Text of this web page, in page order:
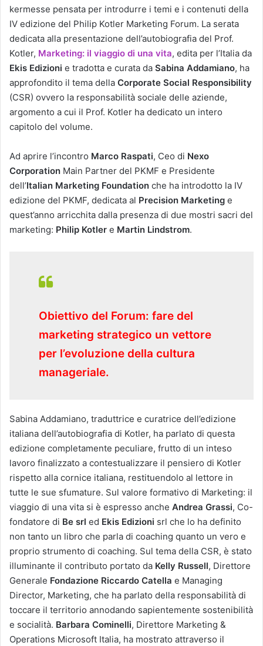
kermesse pensata per introdurre i temi e i contenuti della
IV edizione del Philip Kotler Marketing Forum. La serata
dedicata alla presentazione dell’autobiografia del Prof.
Kotler, Marketing: il viaggio di una vita, edita per l’Italia da
Ekis Edizioni e tradotta e curata da Sabina Addamiano, ha
approfondito il tema della Corporate Social Responsibility
(CSR) ovvero la responsabilità sociale delle aziende,
argomento a cui il Prof. Kotler ha dedicato un intero
capitolo del volume.
Ad aprire l’incontro Marco Raspati, Ceo di Nexo
Corporation Main Partner del PKMF e Presidente
dell’Italian Marketing Foundation che ha introdotto la IV
edizione del PKMF, dedicata al Precision Marketing e
quest’anno arricchita dalla presenza di due mostri sacri del
marketing: Philip Kotler e Martin Lindstrom.
Obiettivo del Forum: fare del
marketing strategico un vettore
per l’evoluzione della cultura
manageriale.
Sabina Addamiano, traduttrice e curatrice dell’edizione
italiana dell’autobiografia di Kotler, ha parlato di questa
edizione completamente peculiare, frutto di un inteso
lavoro finalizzato a contestualizzare il pensiero di Kotler
rispetto alla cornice italiana, restituendolo al lettore in
tutte le sue sfumature. Sul valore formativo di Marketing: il
viaggio di una vita si è espresso anche Andrea Grassi, Co-
fondatore di Be srl ed Ekis Edizioni srl che lo ha definito
non tanto un libro che parla di coaching quanto un vero e
proprio strumento di coaching. Sul tema della CSR, è stato
illuminante il contributo portato da Kelly Russell, Direttore
Generale Fondazione Riccardo Catella e Managing
Director, Marketing, che ha parlato della responsabilità di
toccare il territorio annodando sapientemente sostenibilità
e socialità. Barbara Cominelli, Direttore Marketing &
Operations Microsoft Italia, ha mostrato attraverso il